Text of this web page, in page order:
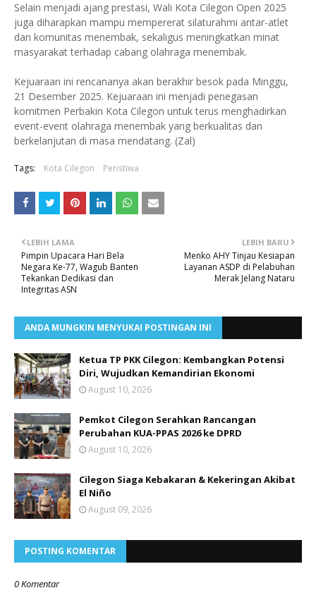
Selain menjadi ajang prestasi, Wali Kota Cilegon Open 2025
juga diharapkan mampu mempererat silaturahmi antar-atlet
dan komunitas menembak, sekaligus meningkatkan minat
masyarakat terhadap cabang olahraga menembak.
Kejuaraan ini rencananya akan berakhir besok pada Minggu,
21 Desember 2025. Kejuaraan ini menjadi penegasan
komitmen Perbakin Kota Cilegon untuk terus menghadirkan
event-event olahraga menembak yang berkualitas dan
berkelanjutan di masa mendatang. (Zal)
Tags: Kota Cilegon Peristiwa
LEBIH BARU
Menko AHY Tinjau Kesiapan
Layanan ASDP di Pelabuhan
Merak Jelang Nataru
LEBIH LAMA
Pimpin Upacara Hari Bela
Negara Ke-77, Wagub Banten
Tekankan Dedikasi dan
Integritas ASN
ANDA MUNGKIN MENYUKAI POSTINGAN INI
Ketua TP PKK Cilegon: Kembangkan Potensi
Diri, Wujudkan Kemandirian Ekonomi
August 10, 2026
Pemkot Cilegon Serahkan Rancangan
Perubahan KUA-PPAS 2026 ke DPRD
August 10, 2026
Cilegon Siaga Kebakaran & Kekeringan Akibat
El Niño
August 09, 2026
POSTING KOMENTAR
0 Komentar